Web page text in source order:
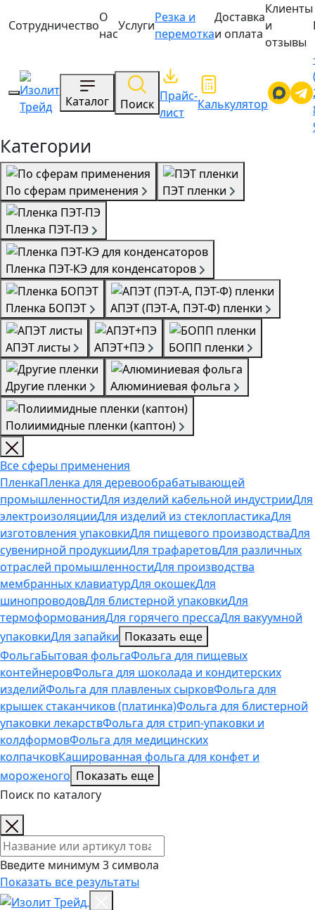
Сотрудничество
О
нас
Услуги
Резка и
перемотка
Доставка
и оплата
Клиенты
и
отзывы
Каталог Поиск
Прайс-
лист
Калькулятор
Категории
По сферам применения ПЭТ пленки
Пленка ПЭТ-ПЭ
Пленка ПЭТ-КЭ для конденсаторов
Пленка БОПЭТ АПЭТ (ПЭТ-А, ПЭТ-Ф) пленки
АПЭТ листы АПЭТ+ПЭ БОПП пленки
Другие пленки Алюминиевая фольга
Полиимидные пленки (каптон)
Все сферы применения
ПленкаПленка для деревообрабатывающей
промышленностиДля изделий кабельной индустрииДля
электроизоляцииДля изделий из стеклопластикаДля
изготовления упаковкиДля пищевого производстваДля
сувенирной продукцииДля трафаретовДля различных
отраслей промышленностиДля производства
мембранных клавиатурДля окошекДля
шинопроводовДля блистерной упаковкиДля
термоформованияДля горячего прессаДля вакуумной
упаковкиДля запайки Показать еще
ФольгаБытовая фольгаФольга для пищевых
контейнеровФольга для шоколада и кондитерских
изделийФольга для плавленых сырковФольга для
крышек стаканчиков (платинка)Фольга для блистерной
упаковки лекарствФольга для стрип-упаковки и
колдформовФольга для медицинских
колпачковКашированная фольга для конфет и
мороженого Показать еще
Поиск по каталогу
Поиск товаров
Введите минимум 3 символа
Показать все результаты